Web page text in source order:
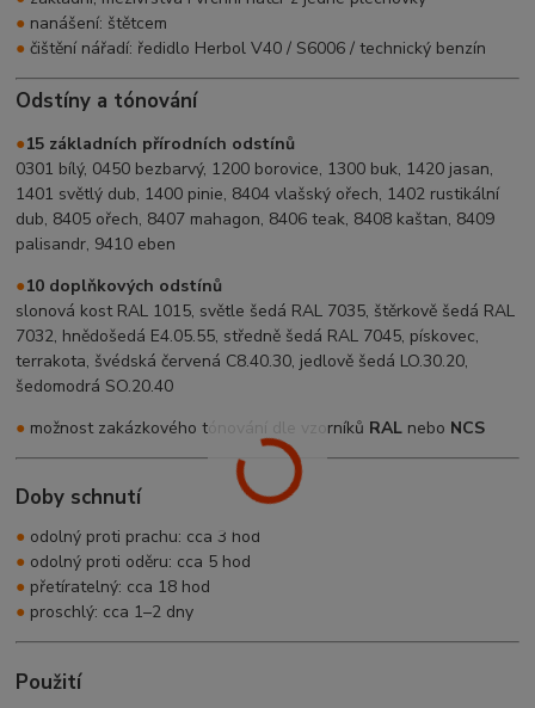
● nanášení: štětcem
● čištění nářadí: ředidlo Herbol V40 / S6006 / technický benzín
Odstíny a tónování
●15 základních přírodních odstínů
0301 bílý, 0450 bezbarvý, 1200 borovice, 1300 buk, 1420 jasan,
1401 světlý dub, 1400 pinie, 8404 vlašský ořech, 1402 rustikální
dub, 8405 ořech, 8407 mahagon, 8406 teak, 8408 kaštan, 8409
palisandr, 9410 eben
●10 doplňkových odstínů
slonová kost RAL 1015, světle šedá RAL 7035, štěrkově šedá RAL
7032, hnědošedá E4.05.55, středně šedá RAL 7045, pískovec,
terrakota, švédská červená C8.40.30, jedlově šedá LO.30.20,
šedomodrá SO.20.40
● možnost zakázkového tónování dle vzorníků RAL nebo NCS
Doby schnutí
● odolný proti prachu: cca 3 hod
● odolný proti oděru: cca 5 hod
● přetíratelný: cca 18 hod
● proschlý: cca 1–2 dny
Použití